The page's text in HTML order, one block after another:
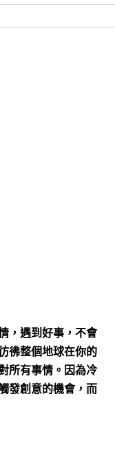
，遇到好事，不會
彿整個地球在你的
所有事情。因為冷
發創意的機會，而